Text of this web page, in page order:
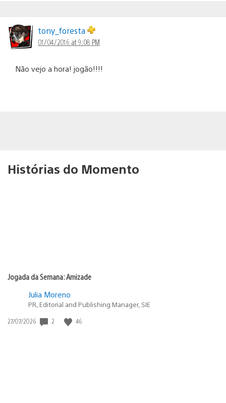
tony_foresta
01/04/2016 at 9:08 PM
Não vejo a hora! jogão!!!!
Histórias do Momento
Jogada da Semana: Amizade
Julia Moreno
PR, Editorial and Publishing Manager, SIE
Data
27/07/2026 2 46